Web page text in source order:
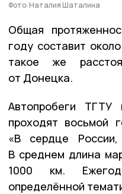
Фото: Наталия Шаталина
Общая
году составит
такое же
от Донецка.
Автопробеги ТГТУ
проходят восьмой
«В сердце
В среднем длина
1000 км.
определённой